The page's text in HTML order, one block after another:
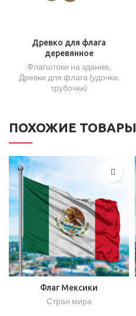
Древко для флага
деревянное
Флагштоки на здание,
Древки для флага (удочки,
трубочки)
ПОХОЖИЕ ТОВАРЫ
Флаг Мексики
Стран мира